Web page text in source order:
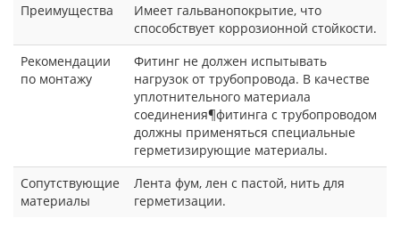
Преимущества
Имеет гальванопокрытие, что
способствует коррозионной стойкости.
Рекомендации
по монтажу
Фитинг не должен испытывать
нагрузок от трубопровода. В качестве
уплотнительного материала
соединения¶фитинга с трубопроводом
должны применяться специальные
герметизирующие материалы.
Сопутствующие
материалы
Лента фум, лен с пастой, нить для
герметизации.